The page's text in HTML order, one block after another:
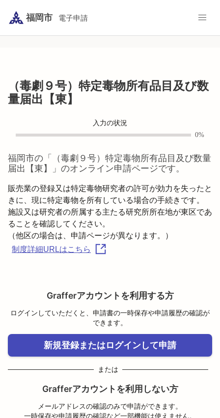
福岡市 電子申請
（毒劇９号）特定毒物所有品目及び数
量届出【東】
入力の状況
0%
福岡市の「
（毒劇９号）特定毒物所有品目及び数量
届出【東】
」のオンライン申請ページです。
販売業の登録又は特定毒物研究者の許可が効力を失ったと
きに、現に特定毒物を所有している場合の手続きです。
施設又は研究者の所属する主たる研究所所在地が東区であ
ることを確認してください。
（他区の場合は、申請ページが異なります。）
制度詳細URLはこちら
Grafferアカウントを利用する方
ログインしていただくと、申請書の一時保存や申請履歴の確認が
できます。
新規登録またはログインして申請
または
Grafferアカウントを利用しない方
メールアドレスの確認のみで申請ができます。
一時保存や申請履歴の確認など一部機能は使えません。